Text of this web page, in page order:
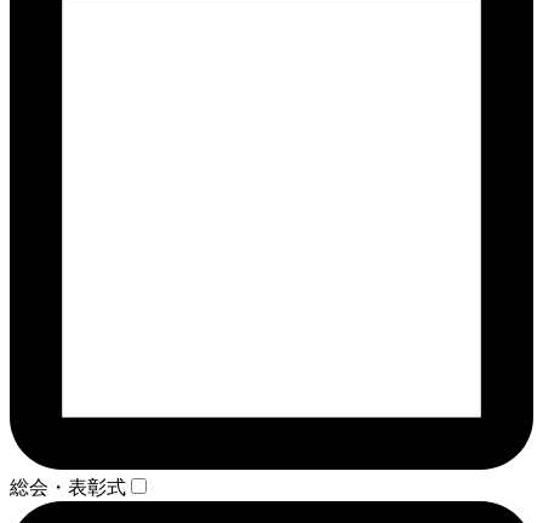
総会・表彰式